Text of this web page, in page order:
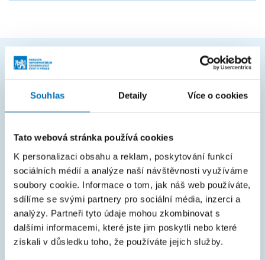
Souhlas Detaily Více o cookies
Tato webová stránka používá cookies
K personalizaci obsahu a reklam, poskytování funkcí
sociálních médií a analýze naší návštěvnosti využíváme
soubory cookie. Informace o tom, jak náš web používáte,
sdílíme se svými partnery pro sociální média, inzerci a
analýzy. Partneři tyto údaje mohou zkombinovat s
dalšími informacemi, které jste jim poskytli nebo které
získali v důsledku toho, že používáte jejich služby.
Harmonogram akademického roku
Průvodce studiem
Rozcestník systémů
KOS
Courses
Intranet